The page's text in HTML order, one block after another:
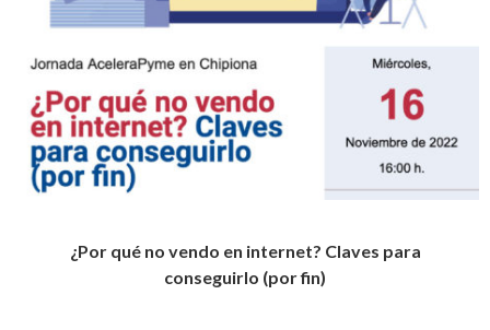
¿Por qué no vendo en internet? Claves para
conseguirlo (por fin)